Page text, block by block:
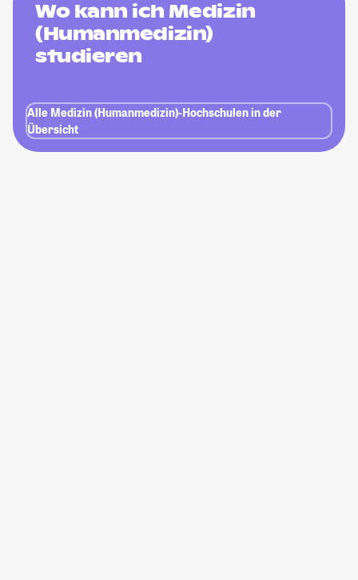
Wo kann ich Medizin
(Humanmedizin)
studieren
Alle Medizin (Humanmedizin)-Hochschulen in der
Übersicht